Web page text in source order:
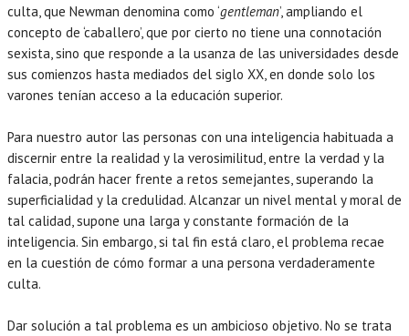
culta, que Newman denomina como ‘gentleman’, ampliando el
concepto de ‘caballero’, que por cierto no tiene una connotación
sexista, sino que responde a la usanza de las universidades desde
sus comienzos hasta mediados del siglo XX, en donde solo los
varones tenían acceso a la educación superior.
Para nuestro autor las personas con una inteligencia habituada a
discernir entre la realidad y la verosimilitud, entre la verdad y la
falacia, podrán hacer frente a retos semejantes, superando la
superficialidad y la credulidad. Alcanzar un nivel mental y moral de
tal calidad, supone una larga y constante formación de la
inteligencia. Sin embargo, si tal fin está claro, el problema recae
en la cuestión de cómo formar a una persona verdaderamente
culta.
Dar solución a tal problema es un ambicioso objetivo. No se trata